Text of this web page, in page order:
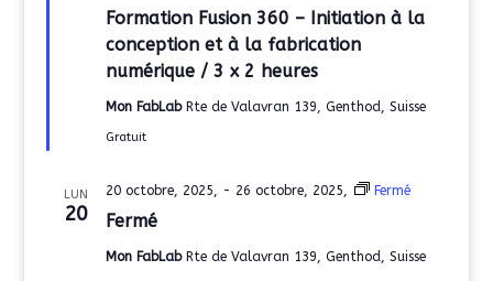
Formation Fusion 360 – Initiation à la
conception et à la fabrication
numérique / 3 x 2 heures
avant
Mon FabLab Rte de Valavran 139, Genthod, Suisse
Gratuit
LUN
20 Fermé
20 octobre, 2025, - 26 octobre, 2025, Fermé
Mon FabLab Rte de Valavran 139, Genthod, Suisse